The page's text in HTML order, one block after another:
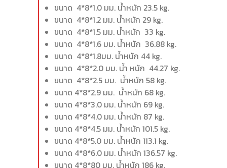
ขนาด 4*8*1.0 มม. น้ำหนัก 23.5 kg.
ขนาด 4*8*1.2 มม. น้ำหนัก 29 kg.
ขนาด 4*8*1.5 มม. น้ำหนัก 33 kg.
ขนาด 4*8*1.6 มม. น้ำหนัก 36.88 kg.
ขนาด 4*8*1.8มม. น้ำหนัก 44 kg.
ขนาด 4*8*2.0 มม. น้ำ หนัก 44.27 kg.
ขนาด 4*8*2.5 มม. น้ำหนัก 58 kg.
ขนาด 4*8*2.9 มม. น้ำหนัก 68 kg.
ขนาด 4*8*3.0 มม. น้ำหนัก 69 kg.
ขนาด 4*8*4.0 มม. น้ำหนัก 87 kg.
ขนาด 4*8*4.5 มม. น้ำหนัก 101.5 kg.
ขนาด 4*8*5.0 มม. น้ำหนัก 113.1 kg.
ขนาด 4*8*6.0 มม. น้ำหนัก 136.57 kg.
ขนาด 4*8*80 มม. น้ำหนัก 186 kg.